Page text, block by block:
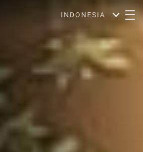
INDONESIA